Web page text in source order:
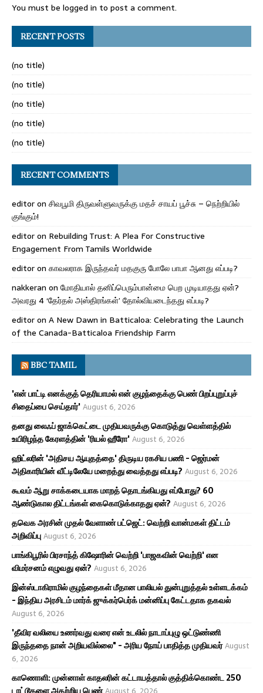
You must be logged in to post a comment.
RECENT POSTS
(no title)
(no title)
(no title)
(no title)
(no title)
RECENT COMMENTS
editoron சிவபூமி திருவள்ளுவருக்கு மதச் சாயப் பூச்சு – நெற்றியில்
குங்கும்!
editoron Rebuilding Trust: A Plea For Constructive
Engagement From Tamils Worldwide
editoron காவலராக இருந்தவர் மதகுரு போலே பாபா ஆனது எப்படி?
nakkeran on மோதியால் தனிப்பெரும்பான்மை பெற முடியாதது ஏன்?
அவரது 4 ‘தேர்தல் அஸ்திரங்கள்’ தோல்வியடைந்தது எப்படி?
editoron A New Dawn in Batticaloa: Celebrating the Launch
of the Canada-Batticaloa Friendship Farm
BBC TAMIL
'என் பாட்டி எனக்குத் தெரியாமல் என் குழந்தைக்கு பெண் பிறப்புறுப்புச்
சிதைப்பை செய்தார்'August 6, 2026
தனது லைஃப் ஜாக்கெட்டை முதியவருக்கு கொடுத்து வெள்ளத்தில்
உயிரிழந்த கேரளத்தின் 'ரியல் ஹீரோ'August 6, 2026
ஹிட்லரின் 'அதிசய ஆயுதத்தை' திருடிய ரகசிய பணி - ஜெர்மன்
அதிகாரியின் வீட்டிலேயே மறைத்து வைத்தது எப்படி? August 6, 2026
கூவம் ஆறு சாக்கடையாக மாறத் தொடங்கியது எப்போது? 60
ஆண்டுகால திட்டங்கள் கைகொடுக்காதது ஏன்? August 6, 2026
தவெக அரசின் முதல் வேளாண் பட்ஜெட்: வெற்றி வான்மகள் திட்டம்
அறிவிப்புAugust 6, 2026
பாங்கிபூரில் பிரசாந்த் கிஷோரின் வெற்றி 'பாஜகவின் வெற்றி' என
விமர்சனம் எழுவது ஏன்? August 6, 2026
இன்ஸ்டாகிராமில் குழந்தைகள் மீதான பாலியல் துன்புறுத்தல் உள்ளடக்கம்
- இந்திய அரசிடம் மார்க் ஜுக்கர்பெர்க் மன்னிப்பு கேட்டதாக தகவல்
August 6, 2026
'தீவிர வலியை உணர்வது வரை என் உடலில் நாடாப்புழு ஒட்டுண்ணி
இருந்ததை நான் அறியவில்லை" - அரிய நோய் பாதித்த முதியவர்August
6, 2026
காணொளி: முன்னாள் காதலரின் கட்டாயத்தால் குத்திக்கொண்ட 250